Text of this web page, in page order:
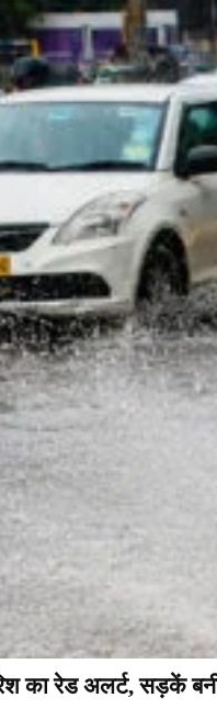
का रेड अलर्ट, सड़कें